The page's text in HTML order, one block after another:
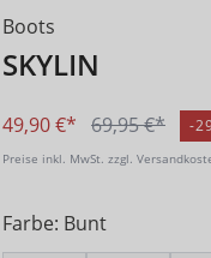
Boots
SKYLIN
49,90 €* 69,95 €* -
Preise inkl. MwSt. zzgl.
Farbe: Bunt